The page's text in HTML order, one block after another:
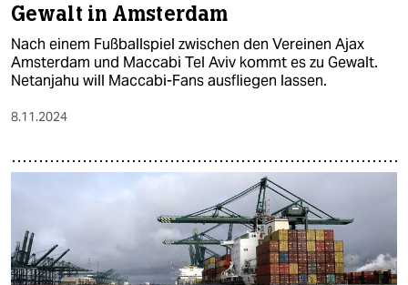
Gewalt in Amsterdam
Nach einem Fußballspiel zwischen den Vereinen Ajax
Amsterdam und Maccabi Tel Aviv kommt es zu Gewalt.
Netanjahu will Maccabi-Fans ausfliegen lassen.
8.11.2024